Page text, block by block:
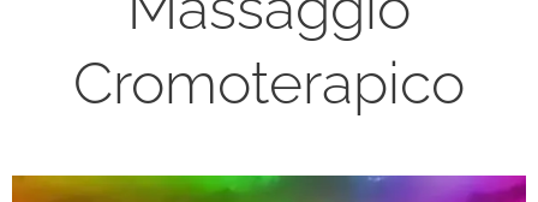
Cromoterapico